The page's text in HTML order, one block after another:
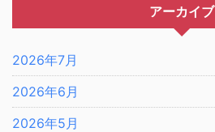
アーカイブ
2026年7月
2026年6月
2026年5月